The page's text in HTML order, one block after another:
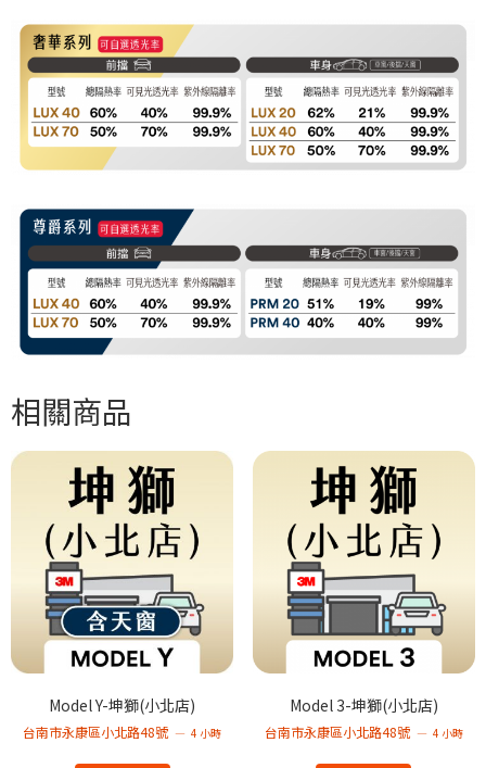
相關商品
Model Y-坤獅(小北店)
台南市永康區小北路48號 4 小時
Model 3-坤獅(小北店)
台南市永康區小北路48號 4 小時